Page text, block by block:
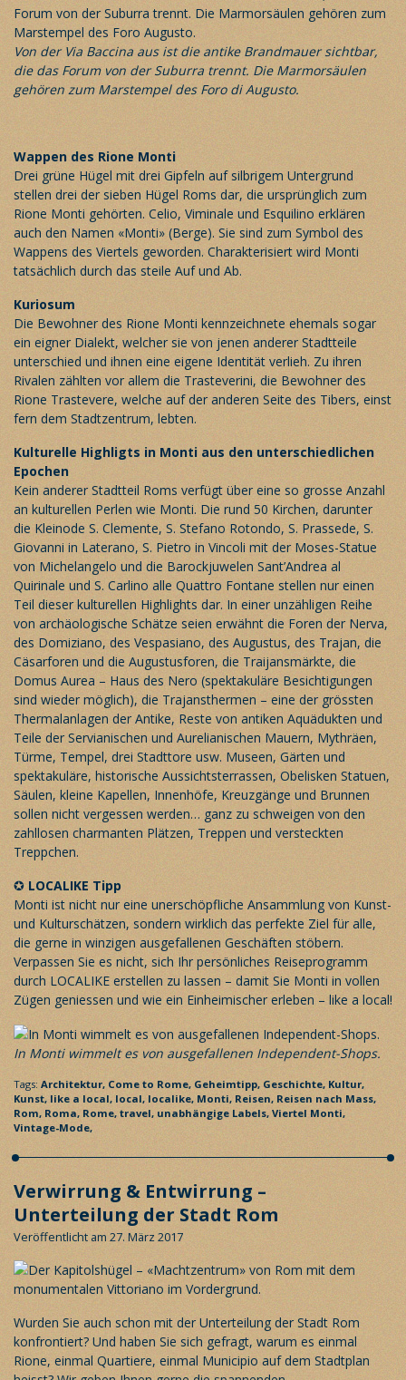
Von der Via Baccina aus ist die antike Brandmauer sichtbar,
die das Forum von der Suburra trennt. Die Marmorsäulen
gehören zum Marstempel des Foro di Augusto.
Wappen des Rione Monti
Drei grüne Hügel mit drei Gipfeln auf silbrigem Untergrund
stellen drei der sieben Hügel Roms dar, die ursprünglich zum
Rione Monti gehörten. Celio, Viminale und Esquilino erklären
auch den Namen «Monti» (Berge). Sie sind zum Symbol des
Wappens des Viertels geworden. Charakterisiert wird Monti
tatsächlich durch das steile Auf und Ab.
Kuriosum
Die Bewohner des Rione Monti kennzeichnete ehemals sogar
ein eigner Dialekt, welcher sie von jenen anderer Stadtteile
unterschied und ihnen eine eigene Identität verlieh. Zu ihren
Rivalen zählten vor allem die Trasteverini, die Bewohner des
Rione Trastevere, welche auf der anderen Seite des Tibers, einst
fern dem Stadtzentrum, lebten.
Kulturelle Highligts in Monti aus den unterschiedlichen
Epochen
Kein anderer Stadtteil Roms verfügt über eine so grosse Anzahl
an kulturellen Perlen wie Monti. Die rund 50 Kirchen, darunter
die Kleinode S. Clemente, S. Stefano Rotondo, S. Prassede, S.
Giovanni in Laterano, S. Pietro in Vincoli mit der Moses-Statue
von Michelangelo und die Barockjuwelen Sant’Andrea al
Quirinale und S. Carlino alle Quattro Fontane stellen nur einen
Teil dieser kulturellen Highlights dar. In einer unzähligen Reihe
von archäologische Schätze seien erwähnt die Foren der Nerva,
des Domiziano, des Vespasiano, des Augustus, des Trajan, die
Cäsarforen und die Augustusforen, die Traijansmärkte, die
Domus Aurea – Haus des Nero (spektakuläre Besichtigungen
sind wieder möglich), die Trajansthermen – eine der grössten
Thermalanlagen der Antike, Reste von antiken Aquädukten und
Teile der Servianischen und Aurelianischen Mauern, Mythräen,
Türme, Tempel, drei Stadttore usw. Museen, Gärten und
spektakuläre, historische Aussichtsterrassen, Obelisken Statuen,
Säulen, kleine Kapellen, Innenhöfe, Kreuzgänge und Brunnen
sollen nicht vergessen werden… ganz zu schweigen von den
zahllosen charmanten Plätzen, Treppen und versteckten
Treppchen.
✪ LOCALIKE Tipp
Monti ist nicht nur eine unerschöpfliche Ansammlung von Kunst-
und Kulturschätzen, sondern wirklich das perfekte Ziel für alle,
die gerne in winzigen ausgefallenen Geschäften stöbern.
Verpassen Sie es nicht, sich Ihr persönliches Reiseprogramm
durch LOCALIKE erstellen zu lassen – damit Sie Monti in vollen
Zügen geniessen und wie ein Einheimischer erleben – like a local!
In Monti wimmelt es von ausgefallenen Independent-Shops.
Tags: Architektur, Come to Rome, Geheimtipp, Geschichte, Kultur,
Kunst, like a local, local, localike, Monti, Reisen, Reisen nach Mass,
Rom, Roma, Rome, travel, unabhängige Labels, Viertel Monti,
Vintage-Mode,
Verwirrung & Entwirrung –
Unterteilung der Stadt Rom
Veröffentlicht am 27. März 2017
Wurden Sie auch schon mit der Unterteilung der Stadt Rom
konfrontiert? Und haben Sie sich gefragt, warum es einmal
Rione, einmal Quartiere, einmal Municipio auf dem Stadtplan